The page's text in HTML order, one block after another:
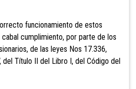
funcionamiento de estos
cumplimiento, por parte de los
de las leyes Nos 17.336,
del Título II del Libro I, del Código del